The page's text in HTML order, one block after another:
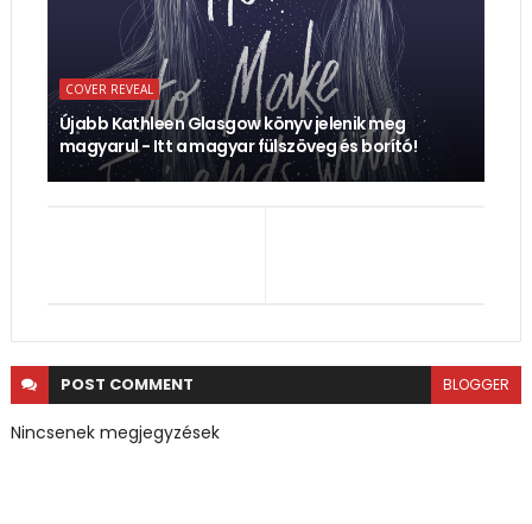
COVER REVEAL
Újabb Kathleen Glasgow könyv jelenik meg
magyarul - Itt a magyar fülszöveg és borító!
POST COMMENT BLOGGER
Nincsenek megjegyzések